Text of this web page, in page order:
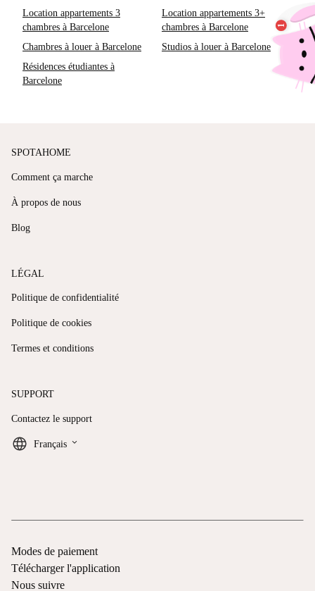
Location appartements 3
chambres à Barcelone
Location appartements 3+
chambres à Barcelone
Chambres à louer à Barcelone
Studios à louer à Barcelone
Résidences étudiantes à
Barcelone
SPOTAHOME
Comment ça marche
À propos de nous
Blog
LÉGAL
Politique de confidentialité
Politique de cookies
Termes et conditions
SUPPORT
Contactez le support
Français keyboard_arrow_down
Modes de paiement
Télécharger l'application
Nous suivre